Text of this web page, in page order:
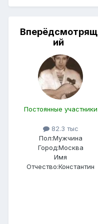
Вперёдсмотрящ
ий
Постоянные участники
82.3 тыс
Пол:Мужчина
Город:Москва
Имя
Отчество:Константин